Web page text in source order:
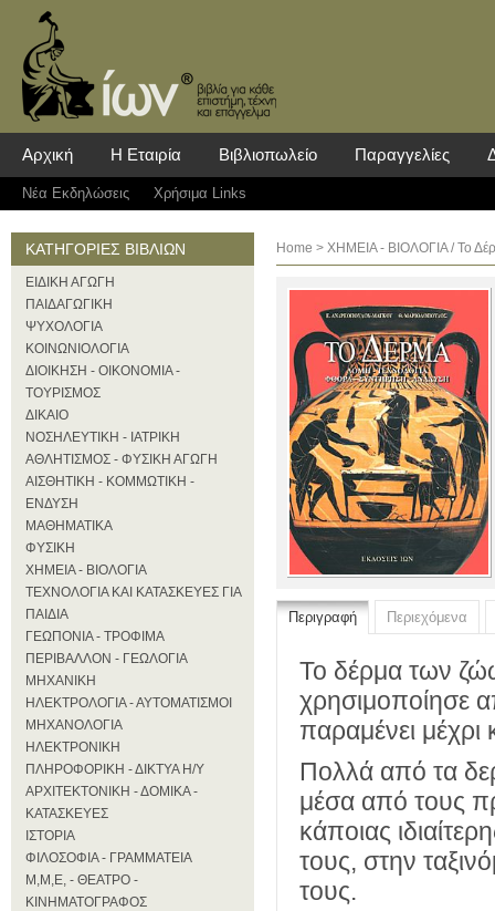
Αρχική Η Εταιρία Βιβλιοπωλείο Παραγγελίες
Νέα Eκδηλώσεις Χρήσιμα Links
ΚΑΤΗΓΟΡΙΕΣ ΒΙΒΛΙΩΝ
ΕΙΔΙΚΗ ΑΓΩΓΗ
ΠΑΙΔΑΓΩΓΙΚΗ
ΨΥΧΟΛΟΓΙΑ
ΚΟΙΝΩΝΙΟΛΟΓΙΑ
ΔΙΟΙΚΗΣΗ - ΟΙΚΟΝΟΜΙΑ -
ΤΟΥΡΙΣΜΟΣ
ΔΙΚΑΙΟ
ΝΟΣΗΛΕΥΤΙΚΗ - ΙΑΤΡΙΚΗ
ΑΘΛΗΤΙΣΜΟΣ - ΦΥΣΙΚΗ ΑΓΩΓΗ
ΑΙΣΘΗΤΙΚΗ - ΚΟΜΜΩΤΙΚΗ -
ΕΝΔΥΣΗ
ΜΑΘΗΜΑΤΙΚΑ
ΦΥΣΙΚΗ
ΧΗΜΕΙΑ - ΒΙΟΛΟΓΙΑ
ΤΕΧΝΟΛΟΓΙΑ ΚΑΙ ΚΑΤΑΣΚΕΥΕΣ ΓΙΑ
ΠΑΙΔΙΑ
ΓΕΩΠΟΝΙΑ - ΤΡΟΦΙΜΑ
ΠΕΡΙΒΑΛΛΟΝ - ΓΕΩΛΟΓΙΑ
ΜΗΧΑΝΙΚΗ
ΗΛΕΚΤΡΟΛΟΓΙΑ - ΑΥΤΟΜΑΤΙΣΜΟΙ
ΜΗΧΑΝΟΛΟΓΙΑ
ΗΛΕΚΤΡΟΝΙΚΗ
ΠΛΗΡΟΦΟΡΙΚΗ - ΔΙΚΤΥΑ Η/Υ
ΑΡΧΙΤΕΚΤΟΝΙΚΗ - ΔΟΜΙΚΑ -
ΚΑΤΑΣΚΕΥΕΣ
ΙΣΤΟΡΙΑ
ΦΙΛΟΣΟΦΙΑ - ΓΡΑΜΜΑΤΕΙΑ
Μ,Μ,Ε, - ΘΕΑΤΡΟ -
ΚΙΝΗΜΑΤΟΓΡΑΦΟΣ
Home > ΧΗΜΕΙΑ - ΒΙΟΛΟΓΙΑ/ Το
Περιγραφή Περιεχόμενα
Το δέρμα των
χρησιμοποίησε
παραμένει
Πολλά από τα
μέσα από τους
κάποιας
τους, στην
τους.